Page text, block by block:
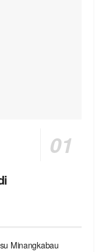
Minangkabau